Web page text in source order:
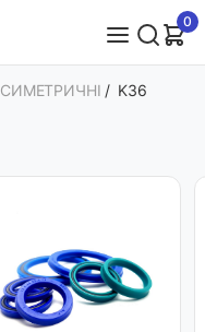
0
СИМЕТРИЧНІ / K36